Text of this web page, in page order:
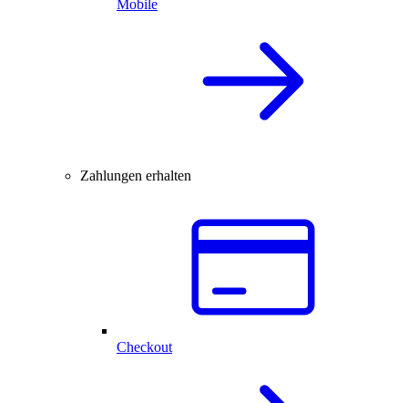
Mobile
Zahlungen erhalten
Checkout